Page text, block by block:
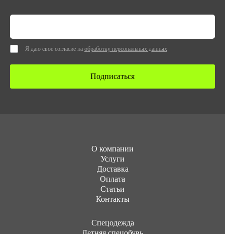
Я даю свое согласие на обработку персональных данных
Подписаться
О компании
Услуги
Доставка
Оплата
Статьи
Контакты
Cпецодежда